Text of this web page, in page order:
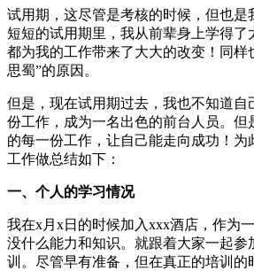
试用期，这尽管是考核的时候，但也是
短短的试用期里，我从前辈身上学得了
都为我的工作带来了大大的改变！同样
思蜀”的原因。
但是，现在试用期过去，我也不知道自
份工作，成为一名出色的前台人员。但
的每一份工作，让自己能走向成功！为
工作做总结如下：
一、个人的学习情况
我在x月x日的时候加入xxx酒店，作为
没什么能力和知识。就跟着大家一起参
训。尽管早有准备，但在真正的培训的